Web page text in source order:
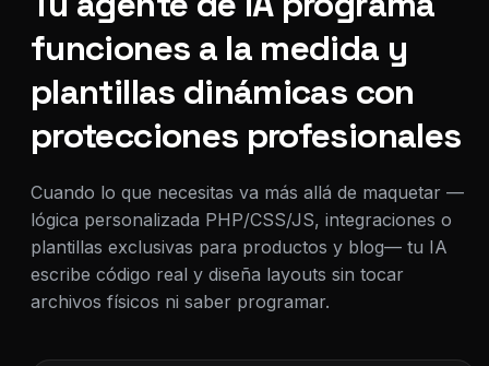
funciones a la medida y
plantillas dinámicas con
protecciones profesionales
Cuando lo que necesitas va más allá de maquetar —
lógica personalizada PHP/CSS/JS, integraciones o
plantillas exclusivas para productos y blog— tu IA
escribe código real y diseña layouts sin tocar
archivos físicos ni saber programar.